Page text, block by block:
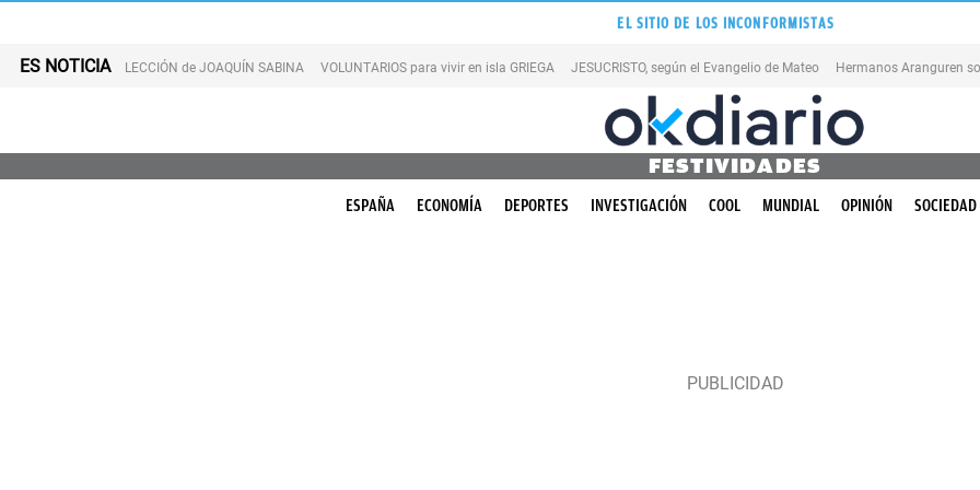
EL SITIO DE LOS INCONFORMISTAS
ES NOTICIA LECCIÓN de JOAQUÍN SABINA VOLUNTARIOS para vivir en isla GRIEGA JESUCRISTO, según el Evangelio de Mateo Hermanos Aranguren
FESTIVIDADES
ESPAÑA ECONOMÍA DEPORTES INVESTIGACIÓN COOL MUNDIAL OPINIÓN SOCIEDAD